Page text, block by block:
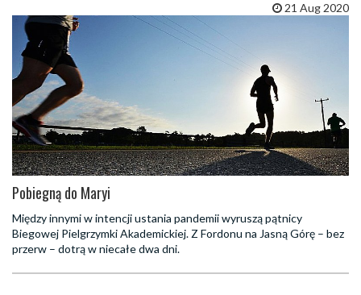
21 Aug 2020
Pobiegną do Maryi
Między innymi w intencji ustania pandemii wyruszą pątnicy
Biegowej Pielgrzymki Akademickiej. Z Fordonu na Jasną Górę – bez
przerw – dotrą w niecałe dwa dni.